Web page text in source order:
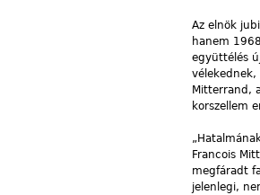
Az elnök
hanem
együttélés
vélekednek,
Mitterrand,
korszellem
Francois
megfáradt
jelenlegi,